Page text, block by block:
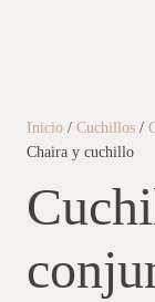
Inicio / Cuchillos /
Chaira y cuchillo